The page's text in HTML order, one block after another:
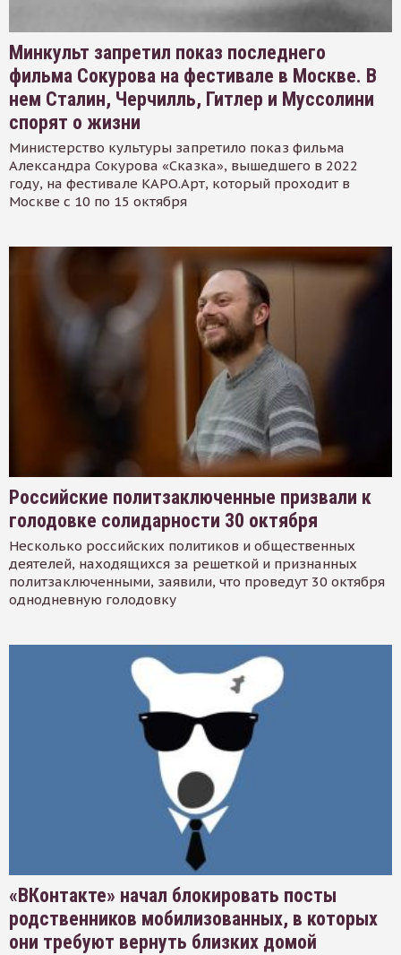
Минкульт запретил показ последнего
фильма Сокурова на фестивале в Москве. В
нем Сталин, Черчилль, Гитлер и Муссолини
спорят о жизни
Министерство культуры запретило показ фильма
Александра Сокурова «Сказка», вышедшего в 2022
году, на фестивале КАРО.Арт, который проходит в
Москве с 10 по 15 октября
Российские политзаключенные призвали к
голодовке солидарности 30 октября
Несколько российских политиков и общественных
деятелей, находящихся за решеткой и признанных
политзаключенными, заявили, что проведут 30 октября
однодневную голодовку
«ВКонтакте» начал блокировать посты
родственников мобилизованных, в которых
они требуют вернуть близких домой